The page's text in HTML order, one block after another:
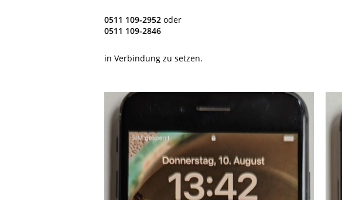
0511 109-2952 oder
0511 109-2846
in Verbindung zu setzen.